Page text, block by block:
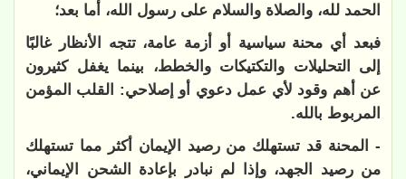
الحمد لله، والصلاة والسلام على رسول الله، أما بعد؛
فبعد أي محنة سياسية أو أزمة عامة، تتجه الأنظار غالبًا
إلى التحليلات والتكتيكات والخطط، بينما يغفل كثيرون
عن أهم وقود لأي عمل دعوي أو إصلاحي: القلب المؤمن
المربوط بالله.
- المحنة قد تستهلك من رصيد الإيمان أكثر مما تستهلك
من رصيد الجهد، وإذا لم نبادر بإعادة الشحن الإيماني،